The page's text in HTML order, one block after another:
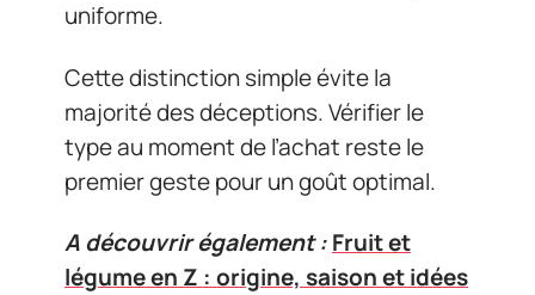
uniforme.
Cette distinction simple évite la
majorité des déceptions. Vérifier le
type au moment de l’achat reste le
premier geste pour un goût optimal.
A découvrir également :Fruit et
légume en Z : origine, saison et idées